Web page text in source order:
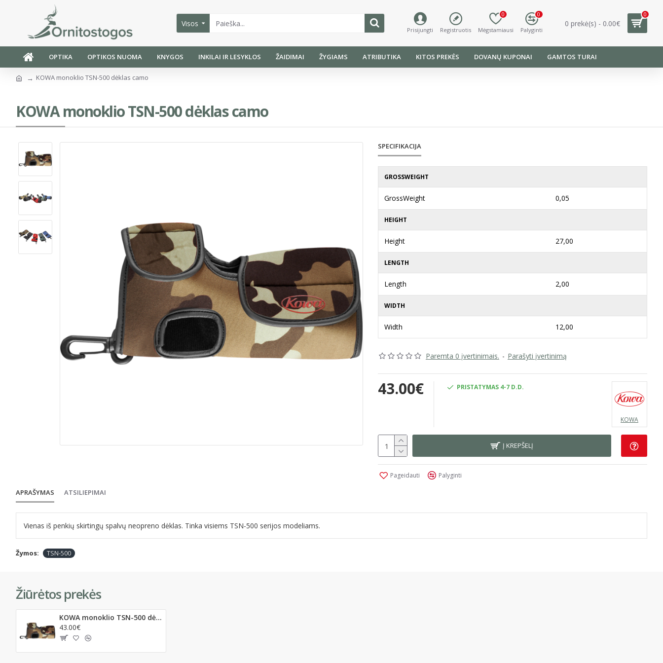
Visos
Prisijungti Registruotis Mėgstamiausi
0
Palyginti
0
0 prekė(s) - 0.00€
0
OPTIKA OPTIKOS NUOMA KNYGOS INKILAI IR LESYKLOS ŽAIDIMAI ŽYGIAMS ATRIBUTIKA KITOS PREKĖS DOVANŲ KUPONAI GAMTOS TURAI
KOWA monoklio TSN-500 dėklas camo
KOWA monoklio TSN-500 dėklas camo
SPECIFIKACIJA
GROSSWEIGHT
GrossWeight 0,05
HEIGHT
Height 27,00
LENGTH
Length 2,00
WIDTH
Width 12,00
Paremta 0 įvertinimais. - Parašyti įvertinimą
43.00€ PRISTATYMAS 4-7 D.D.
KOWA
Į KREPŠELĮ
Pageidauti Palyginti
APRAŠYMAS ATSILIEPIMAI
Vienas iš penkių skirtingų spalvų neopreno dėklas. Tinka visiems TSN-500 serijos modeliams.
Žymos: TSN-500
Žiūrėtos prekės
KOWA monoklio TSN-500 dėklas camo
43.00€